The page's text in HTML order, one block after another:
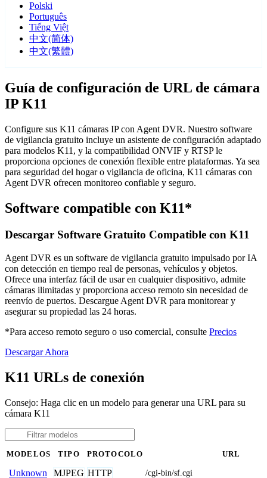
Polski
Português
Tiếng Việt
中文(简体)
中文(繁體)
Guía de configuración de URL de cámara
IP K11
Configure sus K11 cámaras IP con Agent DVR. Nuestro software
de vigilancia gratuito incluye un asistente de configuración adaptado
para modelos K11, y la compatibilidad ONVIF y RTSP le
proporciona opciones de conexión flexible entre plataformas. Ya sea
para seguridad del hogar o vigilancia de oficina, K11 cámaras con
Agent DVR ofrecen monitoreo confiable y seguro.
Software compatible con K11*
Descargar Software Gratuito Compatible con K11
Agent DVR es un software de vigilancia gratuito impulsado por IA
con detección en tiempo real de personas, vehículos y objetos.
Ofrece una interfaz fácil de usar en cualquier dispositivo, admite
cámaras ilimitadas y proporciona acceso remoto sin necesidad de
reenvío de puertos. Descargue Agent DVR para monitorear y
asegurar su propiedad las 24 horas.
*Para acceso remoto seguro o uso comercial, consulte Precios
Descargar Ahora
K11 URLs de conexión
Consejo: Haga clic en un modelo para generar una URL para su
cámara K11
MODELOS TIPO PROTOCOLO URL
Unknown MJPEG HTTP /cgi-bin/sf.cgi